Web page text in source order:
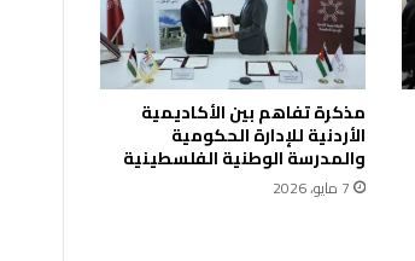
مذكرة تفاهم بين الأكاديمية
الأردنية للإدارة الحكومية
والمدرسة الوطنية الفلسطينية
7 مايو، 2026